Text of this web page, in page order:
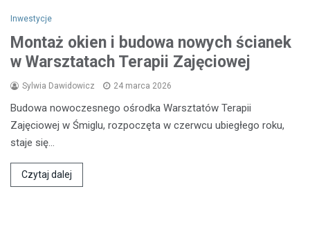
Inwestycje
Montaż okien i budowa nowych ścianek
w Warsztatach Terapii Zajęciowej
Sylwia Dawidowicz 24 marca 2026
Budowa nowoczesnego ośrodka Warsztatów Terapii
Zajęciowej w Śmiglu, rozpoczęta w czerwcu ubiegłego roku,
staje się…
Czytaj dalej